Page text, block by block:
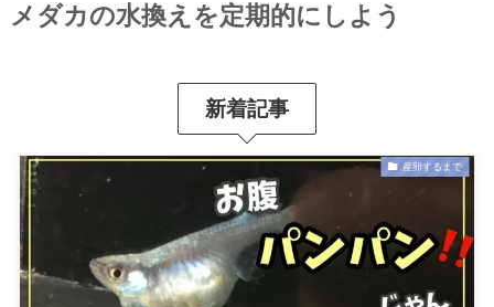
メダカの水換えを定期的にしよう
新着記事
産卵するまで